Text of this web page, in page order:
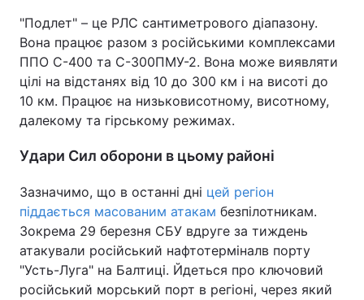
"Подлет" – це РЛС сантиметрового діапазону.
Вона працює разом з російськими комплексами
ППО С-400 та С-300ПМУ-2. Вона може виявляти
цілі на відстанях від 10 до 300 км і на висоті до
10 км. Працює на низьковисотному, висотному,
далекому та гірському режимах.
Удари Сил оборони в цьому районі
Зазначимо, що в останні дні цей регіон
піддається масованим атакам безпілотникам.
Зокрема 29 березня СБУ вдруге за тиждень
атакували російський нафтотерміналв порту
"Усть-Луга" на Балтиці. Йдеться про ключовий
російський морський порт в регіоні, через який